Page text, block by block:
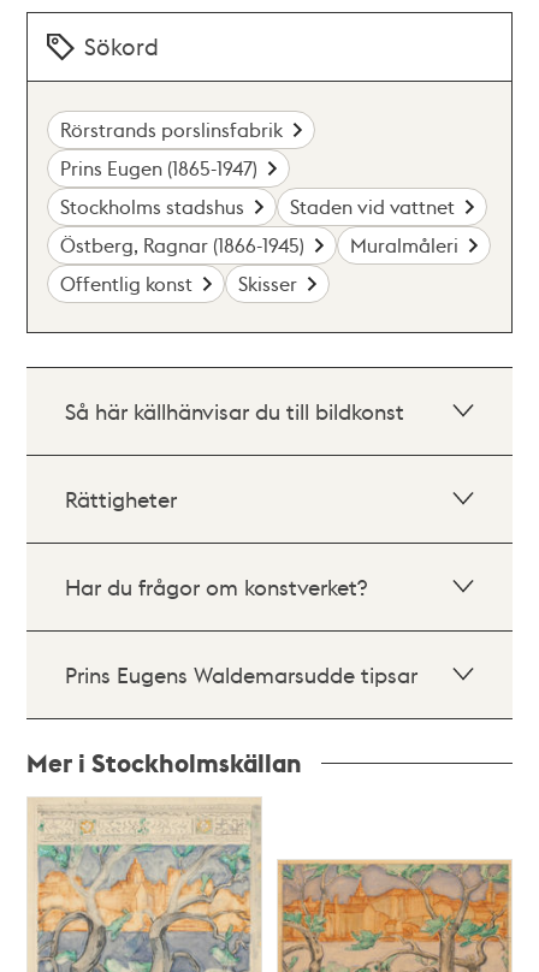
Sökord
Rörstrands porslinsfabrik
Prins Eugen (1865-1947)
Stockholms stadshus
Staden vid vattnet
Östberg, Ragnar (1866-1945)
Muralmåleri
Offentlig konst
Skisser
Så här källhänvisar du till bildkonst
Rättigheter
Har du frågor om konstverket?
Prins Eugens Waldemarsudde tipsar
Mer i Stockholmskällan
Relaterade
poster
och
teman